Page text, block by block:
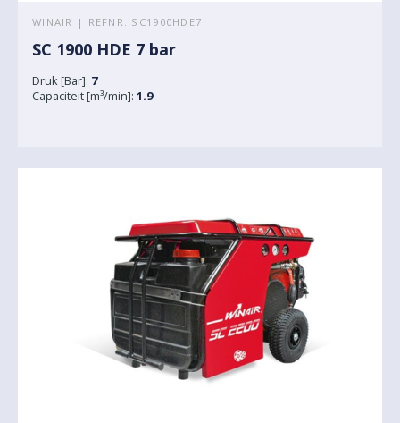
WINAIR | REFNR. SC1900HDE7
SC 1900 HDE 7 bar
Druk [Bar]: 7
Capaciteit [m³/min]: 1.9